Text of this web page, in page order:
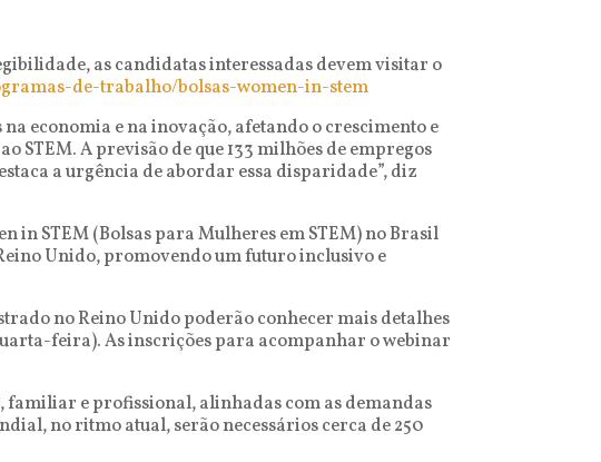
as candidatas interessadas devem visitar o
de-trabalho/bolsas-women-in-stem
economia e na inovação, afetando o crescimento e
STEM. A previsão de que 133 milhões de empregos
a urgência de abordar essa disparidade”, diz
in STEM (Bolsas para Mulheres em STEM) no Brasil
Unido, promovendo um futuro inclusivo e
no Reino Unido poderão conhecer mais detalhes
feira). As inscrições para acompanhar o webinar
familiar e profissional, alinhadas com as demandas
no ritmo atual, serão necessários cerca de 250